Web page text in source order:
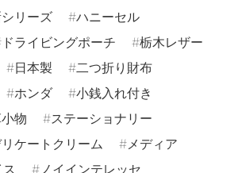
リーズ
ハニーセル
ドライビングポーチ
栃木レザー
日本製
二つ折り財布
ホンダ
小銭入れ付き
物
ステーショナリー
ケートクリーム
メディア
ノイインテレッセ